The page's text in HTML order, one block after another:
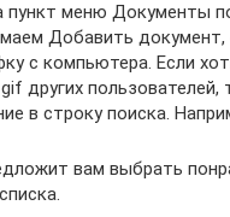
пункт меню Документы
Добавить документ,
с компьютера. Если
других пользователей,
в строку поиска.
вам выбрать